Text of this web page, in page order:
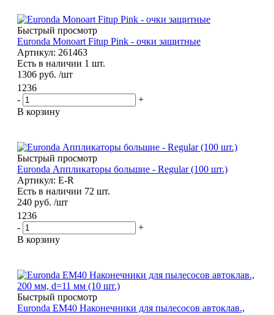
Быстрый просмотр
Euronda Monoart Fitup Pink - очки защитные
Артикул: 261463
Есть в наличии 1 шт.
1306 руб. /шт
1236
-
+
В корзину
Быстрый просмотр
Euronda Аппликаторы большие - Regular (100 шт.)
Артикул: E-R
Есть в наличии 72 шт.
240 руб. /шт
1236
-
+
В корзину
Быстрый просмотр
Euronda EM40 Наконечники для пылесосов автоклав.,